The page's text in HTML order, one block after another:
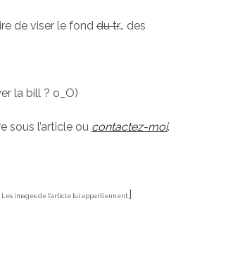
de viser le fonddu tr… des
la bill ? o_O)
sous l’article ou contactez-moi.
images de l’article lui appartiennent.]